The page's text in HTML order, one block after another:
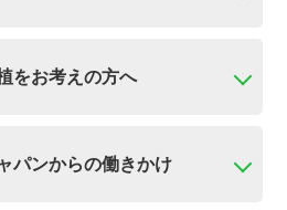
をお考えの方へ
パンからの働きかけ